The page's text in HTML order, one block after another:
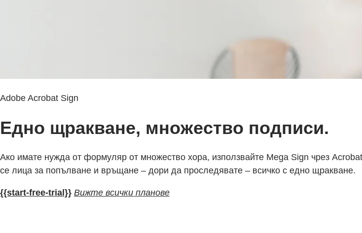
Adobe Acrobat Sign
Едно щракване, множество подписи.
Ако имате нужда от формуляр от множество хора, използвайте Mega Sign чрез
се лица за попълване и връщане – дори да проследявате – всичко с едно щракване.
{{start-free-trial}} Вижте всички планове